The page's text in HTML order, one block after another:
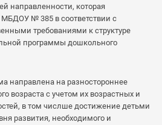
направленности, которая
МБДОУ № 385 в соответствии с
требованиями к структуре
программы дошкольного
направлена на разностороннее
возраста с учетом их возрастных и
в том числше достижение детьми
развития, необходимого и
«Отправить» я даю согласие
персональных данных
ОТПРАВИТЬ